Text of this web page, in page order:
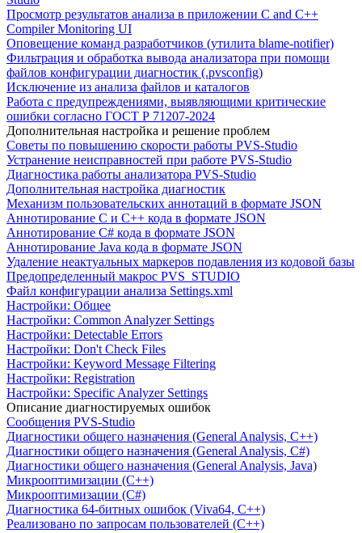
Просмотр результатов анализа в приложении C and C++
Compiler Monitoring UI
Оповещение команд разработчиков (утилита blame-notifier)
Фильтрация и обработка вывода анализатора при помощи
файлов конфигурации диагностик (.pvsconfig)
Исключение из анализа файлов и каталогов
Работа с предупреждениями, выявляющими критические
ошибки согласно ГОСТ Р 71207-2024
Дополнительная настройка и решение проблем
Советы по повышению скорости работы PVS-Studio
Устранение неисправностей при работе PVS-Studio
Диагностика работы анализатора PVS-Studio
Дополнительная настройка диагностик
Механизм пользовательских аннотаций в формате JSON
Аннотирование C и C++ кода в формате JSON
Аннотирование C# кода в формате JSON
Аннотирование Java кода в формате JSON
Удаление неактуальных маркеров подавления из кодовой базы
Предопределенный макрос PVS_STUDIO
Файл конфигурации анализа Settings.xml
Настройки: Общее
Настройки: Common Analyzer Settings
Настройки: Detectable Errors
Настройки: Don't Check Files
Настройки: Keyword Message Filtering
Настройки: Registration
Настройки: Specific Analyzer Settings
Описание диагностируемых ошибок
Сообщения PVS-Studio
Диагностики общего назначения (General Analysis, C++)
Диагностики общего назначения (General Analysis, C#)
Диагностики общего назначения (General Analysis, Java)
Микрооптимизации (C++)
Микрооптимизации (C#)
Диагностика 64-битных ошибок (Viva64, C++)
Реализовано по запросам пользователей (C++)